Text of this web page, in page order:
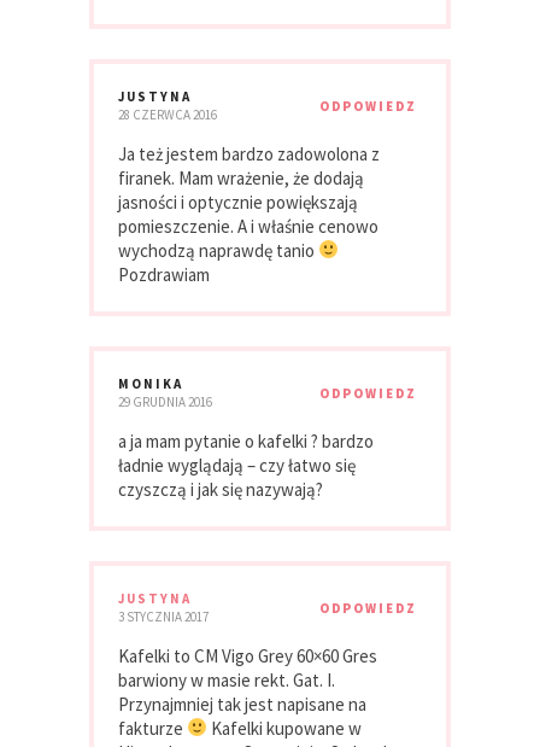
JUSTYNA
28 CZERWCA 2016
ODPOWIEDZ
Ja też jestem bardzo zadowolona z
firanek. Mam wrażenie, że dodają
jasności i optycznie powiększają
pomieszczenie. A i właśnie cenowo
wychodzą naprawdę tanio
Pozdrawiam
MONIKA
29 GRUDNIA 2016
ODPOWIEDZ
a ja mam pytanie o kafelki ? bardzo
ładnie wyglądają – czy łatwo się
czyszczą i jak się nazywają?
JUSTYNA
3 STYCZNIA 2017
ODPOWIEDZ
Kafelki to CM Vigo Grey 60×60 Gres
barwiony w masie rekt. Gat. I.
Przynajmniej tak jest napisane na
fakturze
Kafelki kupowane w